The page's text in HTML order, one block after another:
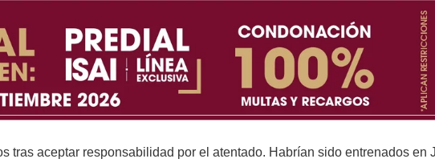
tras aceptar responsabilidad por el atentado. Habrían sido entrenados en